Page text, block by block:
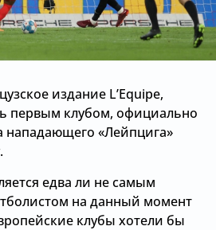
издание L’Equipe,
первым клубом, официально
нападающего «Лейпцига»
едва ли не самым
на данный момент
клубы хотели бы